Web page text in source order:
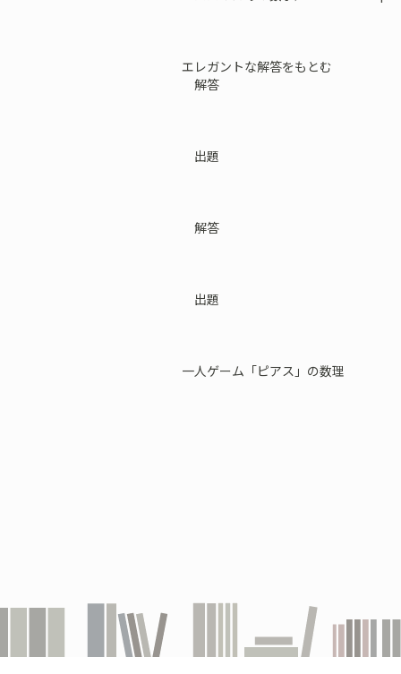
エレガントな解答をもとむ
解答
出題
解答
出題
一人ゲーム「ピアス」の数理